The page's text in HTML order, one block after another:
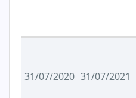
31/07/2020 31/07/2021